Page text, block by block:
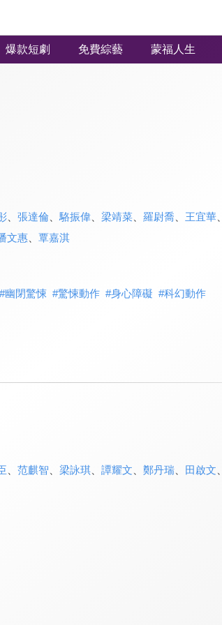
爆款短劇 免費綜藝 蒙福人生
、 張達倫、 駱振偉、 梁靖菜、 羅尉喬 王宜華、
文惠、 覃嘉淇
#幽閉驚悚 #驚悚動作 #身心障礙 #科幻動作
范麒智 梁詠琪、 譚耀文 鄭丹瑞、 田啟文